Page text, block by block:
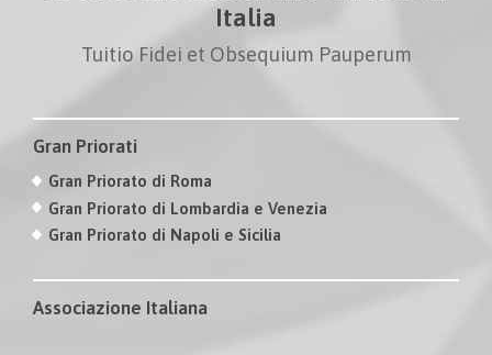
Italia
Tuitio Fidei et Obsequium Pauperum
Gran Priorati
Gran Priorato di Roma
Gran Priorato di Lombardia e Venezia
Gran Priorato di Napoli e Sicilia
Associazione Italiana